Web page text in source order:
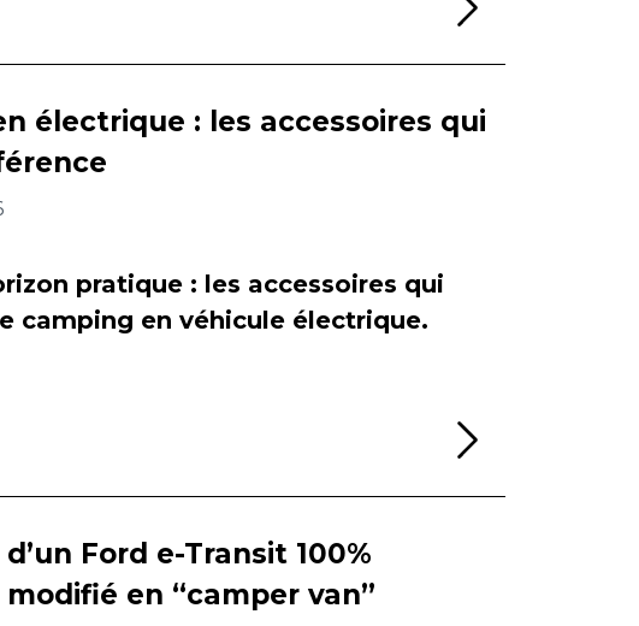
électrique : les accessoires qui
pratique : les accessoires qui
camping en véhicule électrique.
Ford e-Transit 100%
en “camper van”